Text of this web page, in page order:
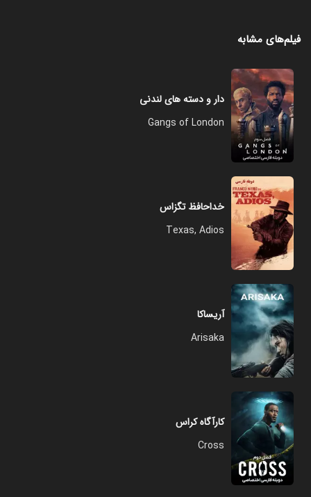
فیلم‌های مشابه
دار و دسته های لندنی
Gangs of London
خداحافظ تگزاس
Texas, Adios
آریساکا
Arisaka
کارآگاه کراس
Cross